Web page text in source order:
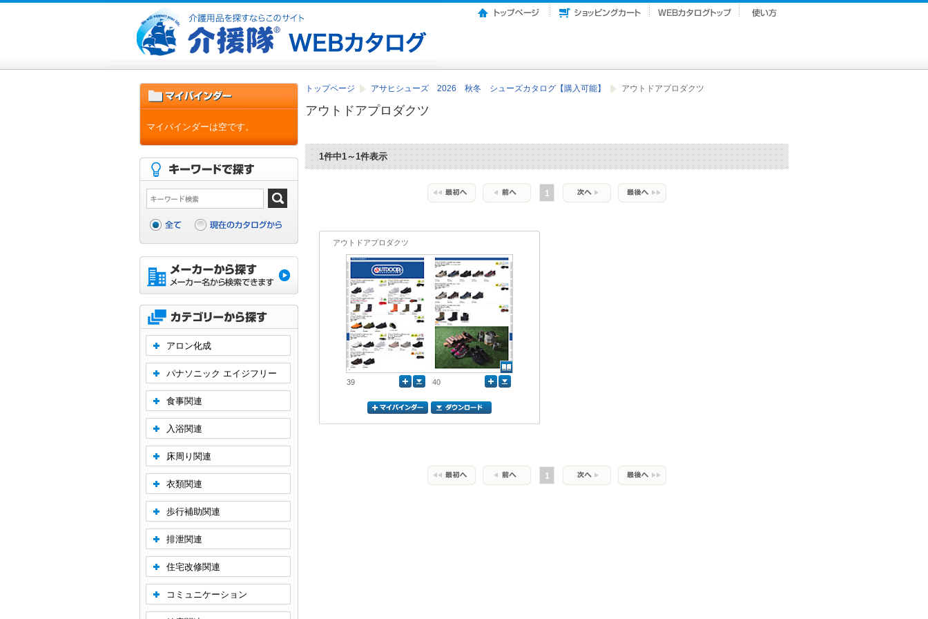
トップページ アサヒシューズ 2026 秋冬 シューズカタログ【購入可能】 アウトドアプロダクツ
アウトドアプロダクツ
1件中1～1件表示
1
アウトドアプロダクツ
39 40
1
マイバインダーは空です。
アロン化成
パナソニック エイジフリー
食事関連
入浴関連
床周り関連
衣類関連
歩行補助関連
排泄関連
住宅改修関連
コミュニケーション